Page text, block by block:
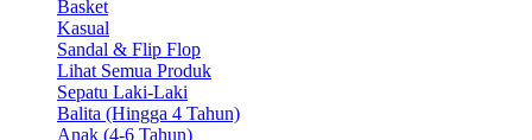
Basket
Kasual
Sandal & Flip Flop
Lihat Semua Produk
Sepatu Laki-Laki
Balita (Hingga 4 Tahun)
Anak (4-6 Tahun)